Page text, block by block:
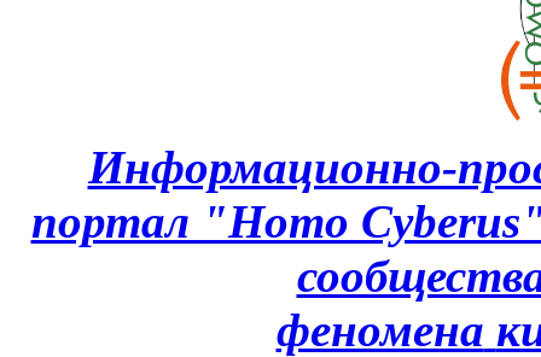
Информационно-
портал "Homo
феномена